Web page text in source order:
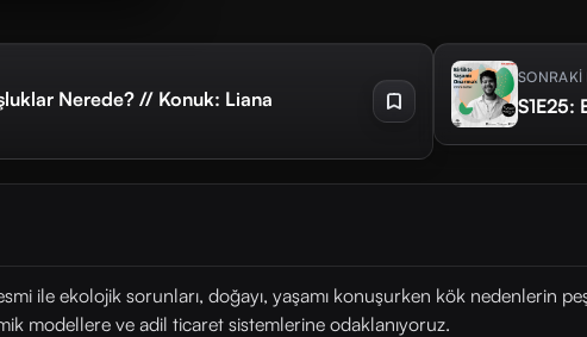
Nerede? // Konuk: Liana
SONRAKİ
S1E25:
ile ekolojik sorunları, doğayı, yaşamı konuşurken kök nedenlerin
modellere ve adil ticaret sistemlerine odaklanıyoruz.